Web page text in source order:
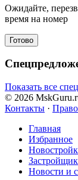
Ожидайте,
время на номер
Готово
Показать все
© 2026
Контакты ·
Главная
Избранное
Новостр
Новости и